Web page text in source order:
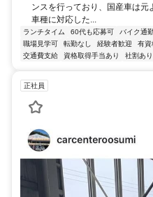
ンスを行っており、国産車は
車種に対応した...
ランチタイム 60代も応募可 バイク通
職場見学可
転勤なし 経験者歓迎 有資
交通費支給
資格取得手当あり 社割あり
正社員